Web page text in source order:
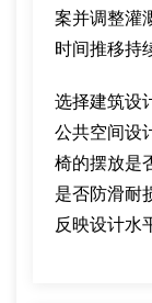
案并调整灌
时间推移持
选择建筑设
公共空间设
椅的摆放是
是否防滑耐
反映设计水